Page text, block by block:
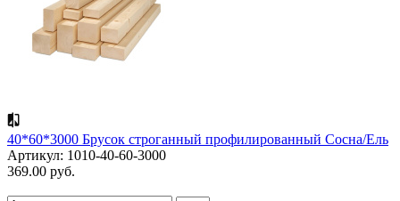
40*60*3000 Брусок строганный профилированный Сосна/Ель
Артикул: 1010-40-60-3000
369.00 руб.